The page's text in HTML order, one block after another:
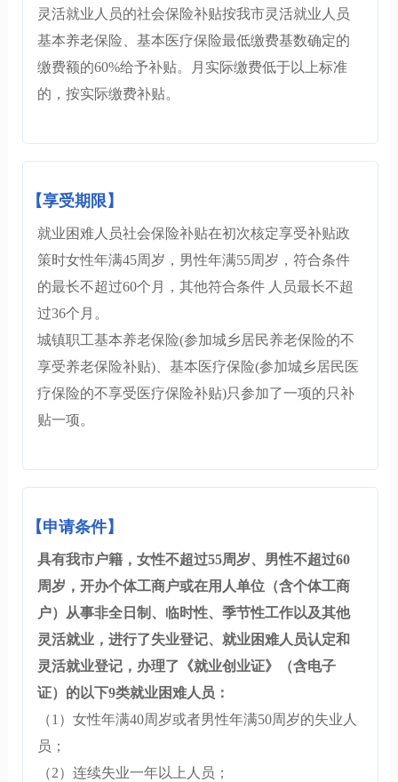
灵活就业人员的社会保险补贴按我市灵活就业人员
基本养老保险、基本医疗保险最低缴费基数确定的
缴费额的60%给予补贴。月实际缴费低于以上标准
的，按实际缴费补贴。
【享受期限】
就业困难人员社会保险补贴在初次核定享受补贴政
策时女性年满45周岁，男性年满55周岁，符合条件
的最长不超过60个月，其他符合条件 人员最长不超
过36个月。
城镇职工基本养老保险(参加城乡居民养老保险的不
享受养老保险补贴)、基本医疗保险(参加城乡居民医
疗保险的不享受医疗保险补贴)只参加了一项的只补
贴一项。
【申请条件】
具有我市户籍，女性不超过55周岁、男性不超过60
周岁，开办个体工商户或在用人单位（含个体工商
户）从事非全日制、临时性、季节性工作以及其他
灵活就业，进行了失业登记、就业困难人员认定和
灵活就业登记，办理了《就业创业证》（含电子
证）的以下9类就业困难人员：
（1）女性年满40周岁或者男性年满50周岁的失业人
员；
（2）连续失业一年以上人员；